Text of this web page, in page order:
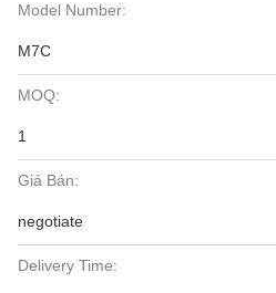
Model Number:
M7C
MOQ:
1
Giá Bán:
negotiate
Delivery Time: